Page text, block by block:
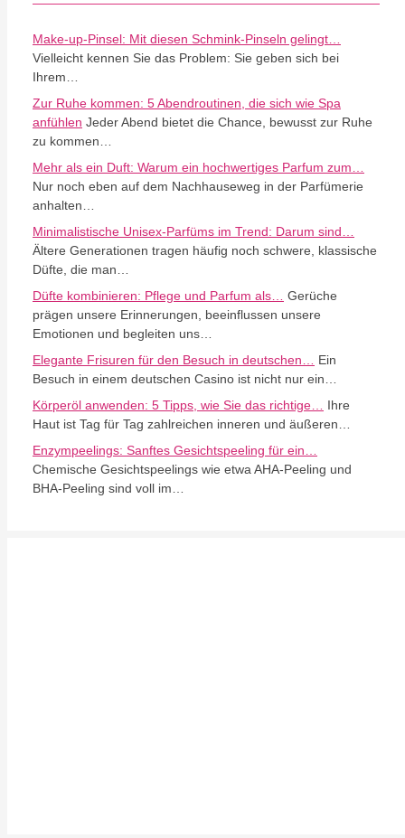
Make-up-Pinsel: Mit diesen Schmink-Pinseln gelingt…
Vielleicht kennen Sie das Problem: Sie geben sich bei
Ihrem…
Zur Ruhe kommen: 5 Abendroutinen, die sich wie Spa
anfühlen Jeder Abend bietet die Chance, bewusst zur Ruhe
zu kommen…
Mehr als ein Duft: Warum ein hochwertiges Parfum zum…
Nur noch eben auf dem Nachhauseweg in der Parfümerie
anhalten…
Minimalistische Unisex-Parfüms im Trend: Darum sind…
Ältere Generationen tragen häufig noch schwere, klassische
Düfte, die man…
Düfte kombinieren: Pflege und Parfum als…
Gerüche
prägen unsere Erinnerungen, beeinflussen unsere
Emotionen und begleiten uns…
Elegante Frisuren für den Besuch in deutschen…
Ein
Besuch in einem deutschen Casino ist nicht nur ein…
Körperöl anwenden: 5 Tipps, wie Sie das richtige…
Ihre
Haut ist Tag für Tag zahlreichen inneren und äußeren…
Enzympeelings: Sanftes Gesichtspeeling für ein…
Chemische Gesichtspeelings wie etwa AHA-Peeling und
BHA-Peeling sind voll im…